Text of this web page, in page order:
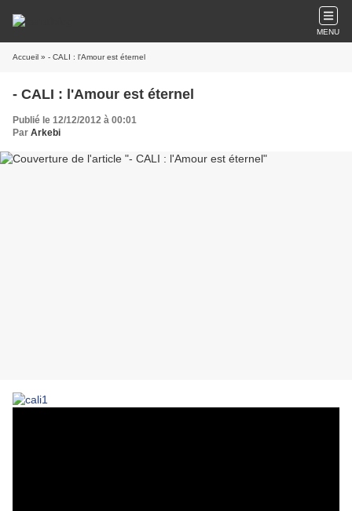
MENU
Accueil » - CALI : l'Amour est éternel
- CALI : l'Amour est éternel
Publié le 12/12/2012 à 00:01
Par Arkebi